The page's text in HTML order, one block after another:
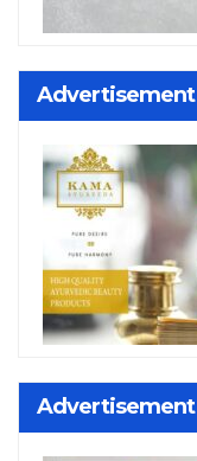
Advertisement
Advertisement